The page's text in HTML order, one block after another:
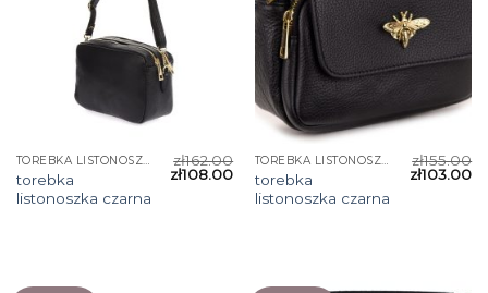
TOREBKA LISTONOSZKA CZARNA
torebka
listonoszka czarna
zł162.00
zł108.00
TOREBKA LISTONOSZKA CZARNA
torebka
listonoszka czarna
zł155.00
zł103.00